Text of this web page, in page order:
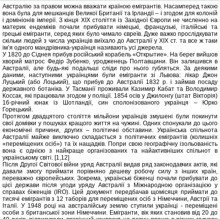
Австралію за правом можна вважати країною емігрантів. Насамперед такою
вона була для мешканців Великої Британії та Ірландії – і згодом для колоній
і домініонів імперії. З кінця ХІХ століття із Західної Європи не численно на
материк ендеміків почали прибувати німецькі, французькі, італійські та
грецькі емігранти, серед яких було чимало євреїв. Дуже важко прослідкувати
скільки людей з числа українців виїхало до Австралії у ХІХ ст. та все ж таки
ім’я одного мандрівника-українця називають усі джерела.
У 1820 до Сіднея прибув російський корабель «Открытие». На берег вийшов
хворий матрос Федір Зубенко, уродженець Полтавщини. Він залишився в
Австралії, але будь-які подальші сліди про нього губляться. За деякими
даними, наступними українцями були емігранти зі Львова: лікар Джон
Луцький (або Лоцький), що прибув до Австралії 1832 р. і займав посаду
державного ботаніка. У Тасманії проживали Казимир Кабат та Володимир
Коссак, які працювали згодом у поліції. 1854 осів у Джилонгу (штат Вікторія)
16-річний юнак із Шотландії, син сполонізованого українця – Юрко
Горецький.
Протягом двадцятого століття мільйони українців змушені були покинути
свої домівки у пошуках кращого життя на чужині. Одних спонукали до цього
економічні причини, других – політичні обставини. Українська спільнота
Австралії майже виключно складається з політичних емігрантів (колишніх
«переміщених осіб») та їх нащадків. Попри свою географічну ізольованість
вона є однією з найкраще організованих та найактивніших спільнот в
українському світі. [1,12]
Після Другої Світової війни уряд Австралії видав ряд законодавчих актів, які
давали змогу приймати порівняно дешеву робочу силу з інших країн,
переважно європейських. Зокрема, українські біженці почали прибувати до
цієї держави після угоди уряду Австралії з Міжнародною організацією у
справах біженців (IRO). Цей документ передбачав щомісяця приймати до
тисячі емігрантів з 12 таборів для переміщених осіб з Німеччини, Австрії та
Італії. У 1948 році на австралійську землю ступили українці - переміщені
особи з британської зони Німеччини. Емігранти, вік яких становив від 20 до